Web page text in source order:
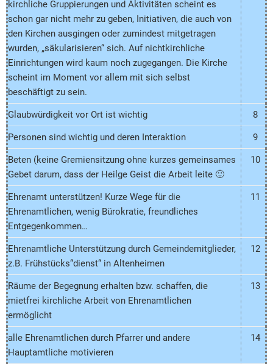
kirchliche Gruppierungen und Aktivitäten scheint es
schon gar nicht mehr zu geben, Initiativen, die auch von
den Kirchen ausgingen oder zumindest mitgetragen
wurden, „säkularisieren“ sich. Auf nichtkirchliche
Einrichtungen wird kaum noch zugegangen. Die Kirche
scheint im Moment vor allem mit sich selbst
beschäftigt zu sein.
Glaubwürdigkeit vor Ort ist wichtig 8
Personen sind wichtig und deren Interaktion 9
Beten (keine Gremiensitzung ohne kurzes gemeinsames
Gebet darum, dass der Heilge Geist die Arbeit leite 🙂
10
Ehrenamt unterstützen! Kurze Wege für die
Ehrenamtlichen, wenig Bürokratie, freundliches
Entgegenkommen…
11
Ehrenamtliche Unterstützung durch Gemeindemitglieder,
z.B. Frühstücks“dienst“ in Altenheimen
12
Räume der Begegnung erhalten bzw. schaffen, die
mietfrei kirchliche Arbeit von Ehrenamtlichen
ermöglicht
13
alle Ehrenamtlichen durch Pfarrer und andere
Hauptamtliche motivieren
14